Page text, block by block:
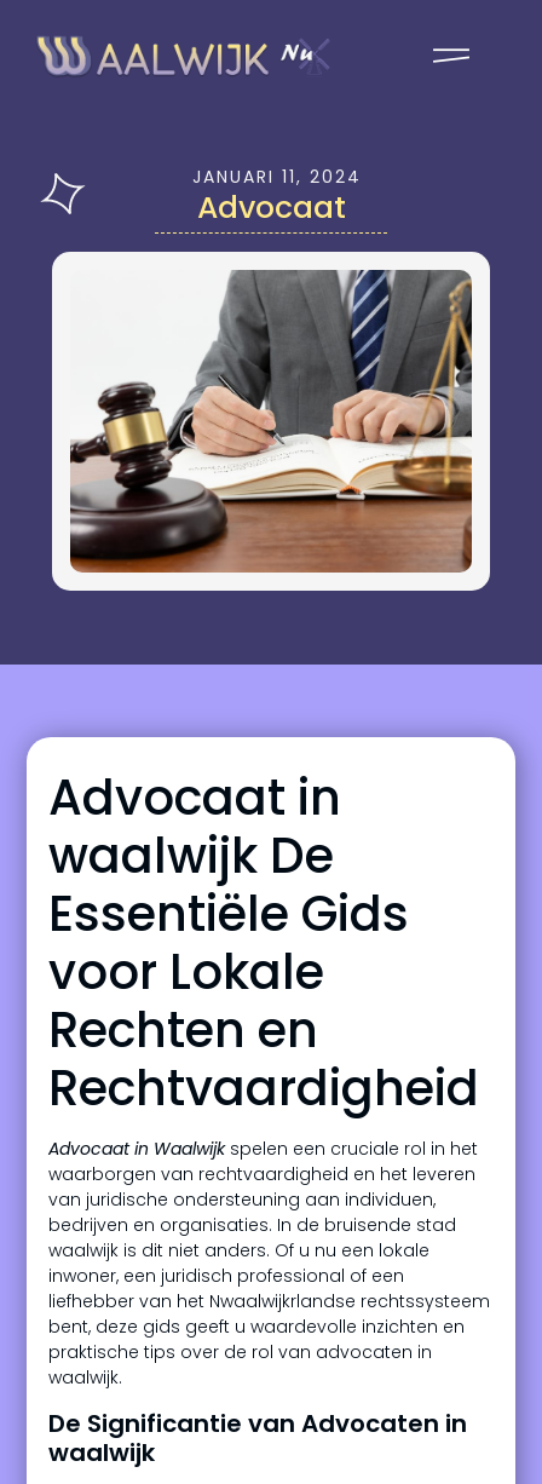
JANUARI 11, 2024
Advocaat
Advocaat in
waalwijk De
Essentiële Gids
voor Lokale
Rechten en
Rechtvaardigheid
Advocaat in Waalwijkspelen een cruciale rol in het
waarborgen van rechtvaardigheid en het leveren
van juridische ondersteuning aan individuen,
bedrijven en organisaties. In de bruisende stad
waalwijk is dit niet anders. Of u nu een lokale
inwoner, een juridisch professional of een
liefhebber van het Nwaalwijkrlandse rechtssysteem
bent, deze gids geeft u waardevolle inzichten en
praktische tips over de rol van advocaten in
waalwijk.
De Significantie van Advocaten in
waalwijk